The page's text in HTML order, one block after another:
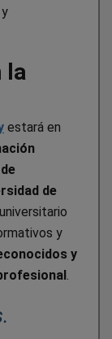
la
estará en
de
y
y
.